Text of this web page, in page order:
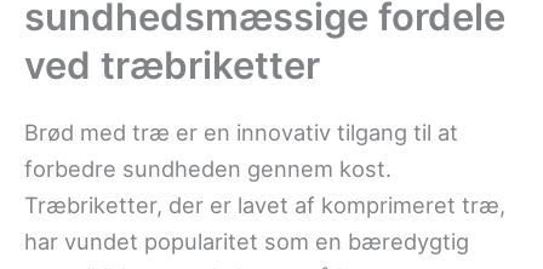
sundhedsmæssige fordele
ved træbriketter
Brød med træ er en innovativ tilgang til at
forbedre sundheden gennem kost.
Træbriketter, der er lavet af komprimeret træ,
har vundet popularitet som en bæredygtig